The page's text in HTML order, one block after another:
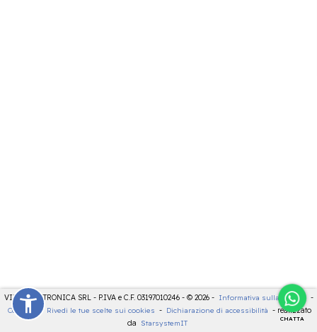
CHATTA
VIDEOELETTRONICA SRL - P.IVA e C.F. 03197010246 - © 2026 - Informativa sulla privacy -
Cookies
- Rivedi le tue scelte sui cookies - Dichiarazione di accessibilità - realizzato
da
StarsystemIT